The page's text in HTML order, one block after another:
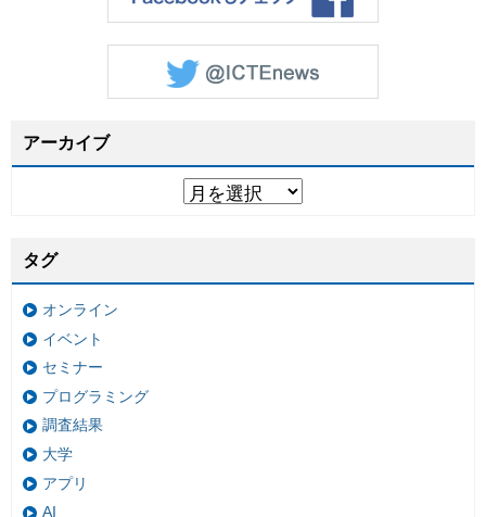
アーカイブ
タグ
オンライン
イベント
セミナー
プログラミング
調査結果
大学
アプリ
AI